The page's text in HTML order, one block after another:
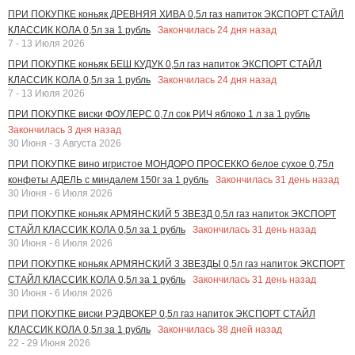
ПРИ ПОКУПКЕ коньяк ДРЕВНЯЯ ХИВА 0,5л газ напиток ЭКСПОРТ СТАЙЛ
КЛАССИК КОЛА 0,5л за 1 рубль
Закончилась 24 дня назад
7 - 13 Июля 2026
ПРИ ПОКУПКЕ коньяк БЕШ КУДУК 0,5л газ напиток ЭКСПОРТ СТАЙЛ
КЛАССИК КОЛА 0,5л за 1 рубль
Закончилась 24 дня назад
7 - 13 Июля 2026
ПРИ ПОКУПКЕ виски ФОУЛЕРС 0,7л сок РИЧ яблоко 1 л за 1 рубль
Закончилась 3 дня назад
30 Июня - 3 Августа 2026
ПРИ ПОКУПКЕ вино игристое МОНДОРО ПРОСЕККО белое сухое 0,75л
конфеты АДЕЛЬ с миндалем 150г за 1 рубль
Закончилась 31 день назад
30 Июня - 6 Июля 2026
ПРИ ПОКУПКЕ коньяк АРМЯНСКИЙ 5 ЗВЕЗД 0,5л газ напиток ЭКСПОРТ
СТАЙЛ КЛАССИК КОЛА 0,5л за 1 рубль
Закончилась 31 день назад
30 Июня - 6 Июля 2026
ПРИ ПОКУПКЕ коньяк АРМЯНСКИЙ 3 ЗВЕЗДЫ 0,5л газ напиток ЭКСПОРТ
СТАЙЛ КЛАССИК КОЛА 0,5л за 1 рубль
Закончилась 31 день назад
30 Июня - 6 Июля 2026
ПРИ ПОКУПКЕ виски РЭДВОКЕР 0,5л газ напиток ЭКСПОРТ СТАЙЛ
КЛАССИК КОЛА 0,5л за 1 рубль
Закончилась 38 дней назад
22 - 29 Июня 2026